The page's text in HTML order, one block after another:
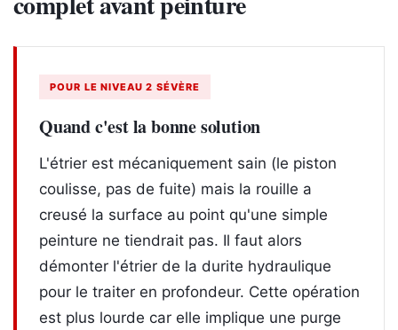
POUR LE NIVEAU 2 SÉVÈRE
Quand c'est la bonne solution
L'étrier est mécaniquement sain (le piston
coulisse, pas de fuite) mais la rouille a
creusé la surface au point qu'une simple
peinture ne tiendrait pas. Il faut alors
démonter l'étrier de la durite hydraulique
pour le traiter en profondeur. Cette opération
est plus lourde car elle implique une purge